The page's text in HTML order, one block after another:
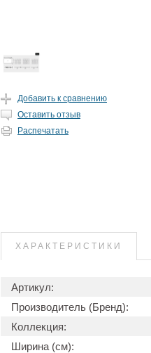
Добавить к сравнению
Оставить отзыв
Распечатать
ХАРАКТЕРИСТИКИ
Артикул:
Производитель (Бренд):
Коллекция:
Ширина (см):